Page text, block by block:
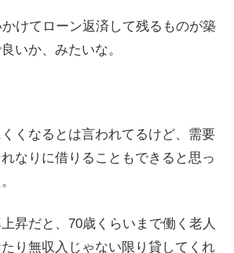
けてローン返済して残るものが築
いか、みたいな。
くなるとは言われてるけど、需要
なりに借りることもできると思っ
昇だと、70歳くらいまで働く老人
り無収入じゃない限り貸してくれ